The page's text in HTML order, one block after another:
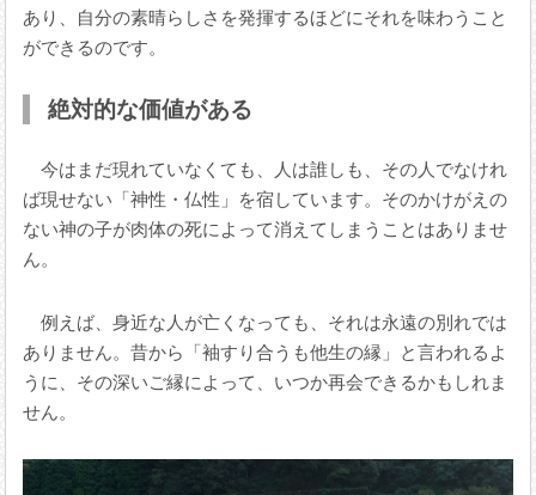
あり、自分の素晴らしさを発揮するほどにそれを味わうこと
ができるのです。
絶対的な価値がある
今はまだ現れていなくても、人は誰しも、その人でなけれ
ば現せない「神性・仏性」を宿しています。そのかけがえの
ない神の子が肉体の死によって消えてしまうことはありませ
ん。
例えば、身近な人が亡くなっても、それは永遠の別れでは
ありません。昔から「袖すり合うも他生の縁」と言われるよ
うに、その深いご縁によって、いつか再会できるかもしれま
せん。